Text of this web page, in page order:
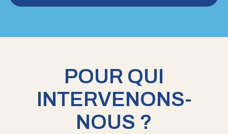
POUR QUI
INTERVENONS-
NOUS ?